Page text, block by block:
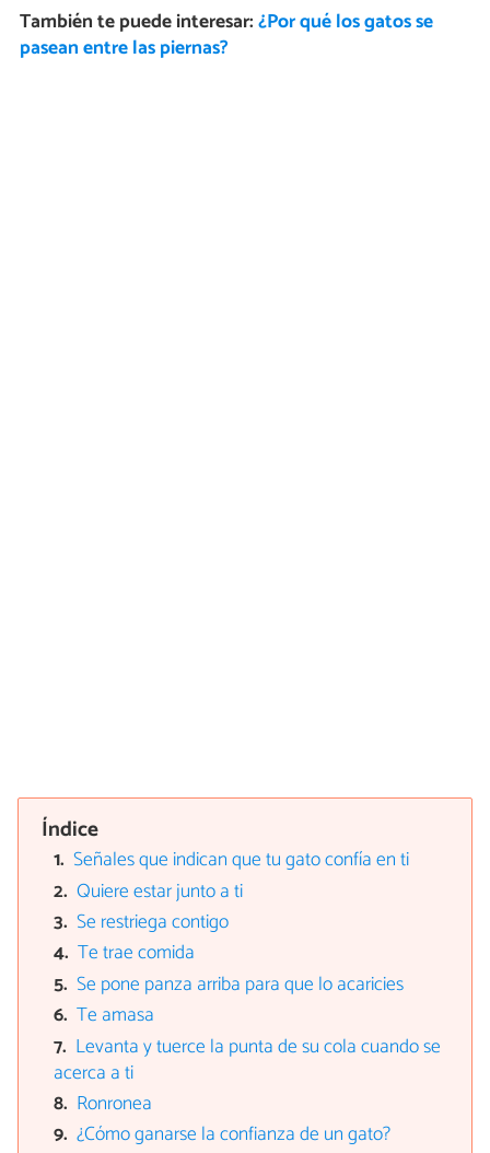
También te puede interesar:¿Por qué los gatos se
pasean entre las piernas?
Índice
Señales que indican que tu gato confía en ti
Quiere estar junto a ti
Se restriega contigo
Te trae comida
Se pone panza arriba para que lo acaricies
Te amasa
Levanta y tuerce la punta de su cola cuando se
acerca a ti
Ronronea
¿Cómo ganarse la confianza de un gato?